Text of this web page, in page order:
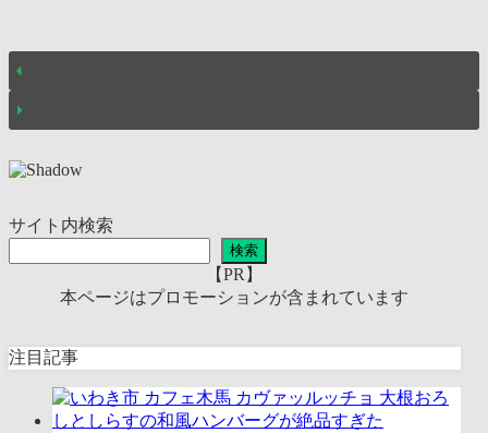
サイト内検索
検索
【PR】
本ページはプロモーションが含まれています
注目記事